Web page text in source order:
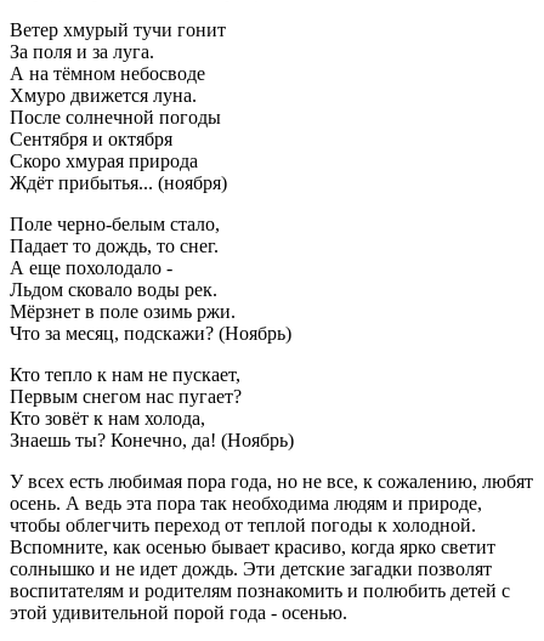
Ветер хмурый тучи гонит
За поля и за луга.
А на тёмном небосводе
Хмуро движется луна.
После солнечной погоды
Сентября и октября
Скоро хмурая природа
Ждёт прибытья... (ноября)
Поле черно-белым стало,
Падает то дождь, то снег.
А еще похолодало -
Льдом сковало воды рек.
Мёрзнет в поле озимь ржи.
Что за месяц, подскажи? (Ноябрь)
Кто тепло к нам не пускает,
Первым снегом нас пугает?
Кто зовёт к нам холода,
Знаешь ты? Конечно, да! (Ноябрь)
У всех есть любимая пора года, но не все, к сожалению, любят
осень. А ведь эта пора так необходима людям и природе,
чтобы облегчить переход от теплой погоды к холодной.
Вспомните, как осенью бывает красиво, когда ярко светит
солнышко и не идет дождь. Эти детские загадки позволят
воспитателям и родителям познакомить и полюбить детей с
этой удивительной порой года - осенью.